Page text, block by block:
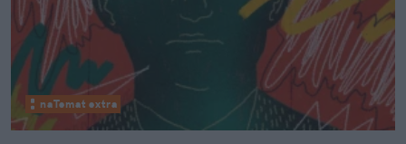
naTemat extra